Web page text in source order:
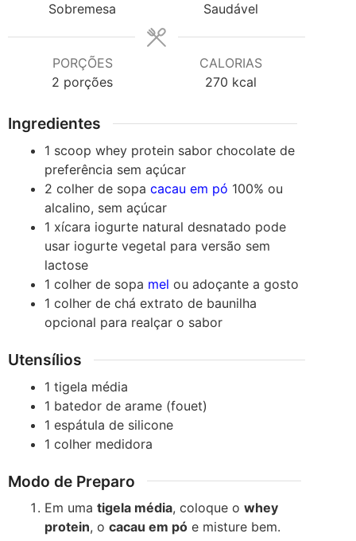
Sobremesa
Saudável
PORÇÕES
2 porções
CALORIAS
270 kcal
Ingredientes
1 scoop whey protein sabor chocolate de
preferência sem açúcar
2 colher de sopa cacau em pó 100% ou
alcalino, sem açúcar
1 xícara iogurte natural desnatado pode
usar iogurte vegetal para versão sem
lactose
1 colher de sopa mel ou adoçante a gosto
1 colher de chá extrato de baunilha
opcional para realçar o sabor
Utensílios
1 tigela média
1 batedor de arame (fouet)
1 espátula de silicone
1 colher medidora
Modo de Preparo
Em umatigela média, coloque owhey
protein, ocacau em pó e misture bem.